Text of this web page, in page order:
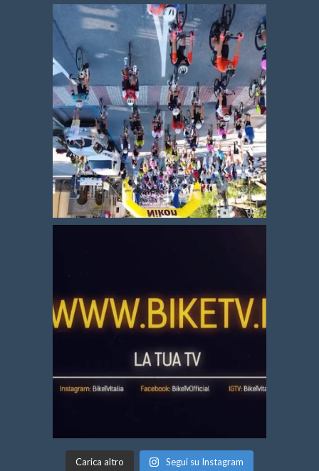
Carica altro Segui su Instagram